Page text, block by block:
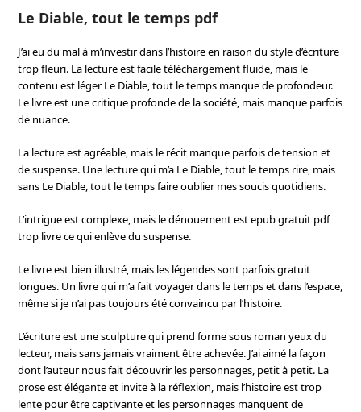
Le Diable, tout le temps pdf
J’ai eu du mal à m’investir dans l’histoire en raison du style d’écriture
trop fleuri. La lecture est facile téléchargement fluide, mais le
contenu est léger Le Diable, tout le temps manque de profondeur.
Le livre est une critique profonde de la société, mais manque parfois
de nuance.
La lecture est agréable, mais le récit manque parfois de tension et
de suspense. Une lecture qui m’a Le Diable, tout le temps rire, mais
sans Le Diable, tout le temps faire oublier mes soucis quotidiens.
L’intrigue est complexe, mais le dénouement est epub gratuit pdf
trop livre ce qui enlève du suspense.
Le livre est bien illustré, mais les légendes sont parfois gratuit
longues. Un livre qui m’a fait voyager dans le temps et dans l’espace,
même si je n’ai pas toujours été convaincu par l’histoire.
L’écriture est une sculpture qui prend forme sous roman yeux du
lecteur, mais sans jamais vraiment être achevée. J’ai aimé la façon
dont l’auteur nous fait découvrir les personnages, petit à petit. La
prose est élégante et invite à la réflexion, mais l’histoire est trop
lente pour être captivante et les personnages manquent de